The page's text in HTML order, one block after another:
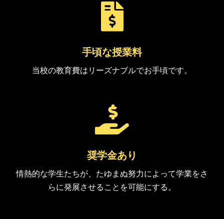

手頃な授業料
当校の教育費はリーズナブルでお手頃です。

奨学金あり
情熱的な学生たちが、たゆまぬ努力によって学業をさ
らに発展させることを可能にする。